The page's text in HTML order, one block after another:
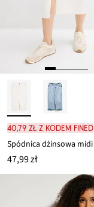
40,79 zł z kodem FINED
Spódnica dżinsowa midi
47,99 zł